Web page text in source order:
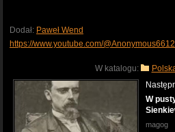
Dodał: Paweł Wend
https://www.youtube.com/
W katalogu:
W
magog